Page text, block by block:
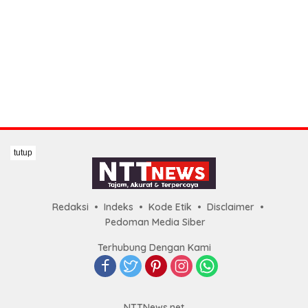
Redaksi Indeks Kode Etik
Disclaimer
Pedoman Media Siber
Terhubung Dengan Kami
tutup